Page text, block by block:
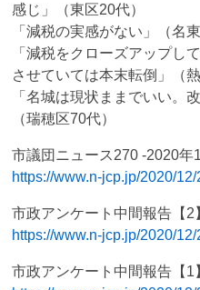
感じ」（東区20代）
「減税の実感がない」（名
「減税をクローズアップし
させていては本末転倒」（
「名城は現状ままでいい。
（瑞穂区70代）
市議団ニュース270 -2020年
https://www.n-jcp.jp/2020/12/
市政アンケート中間報告【2
https://www.n-jcp.jp/2020/12/
市政アンケート中間報告【1